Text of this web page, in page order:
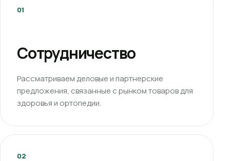
01
Сотрудничество
Рассматриваем деловые и партнерские
предложения, связанные с рынком товаров для
здоровья и ортопедии.
02